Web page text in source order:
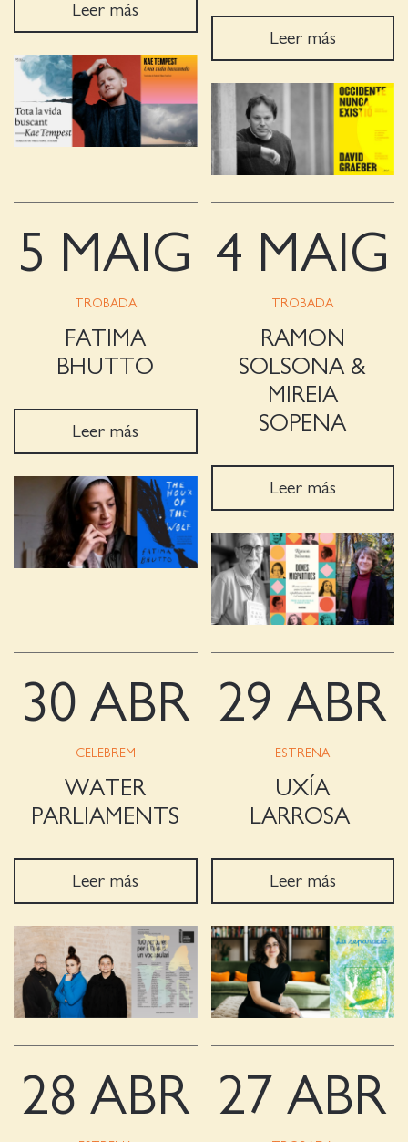
Leer más
Leer más
5 MAIG
TROBADA
FATIMA
BHUTTO
Leer más
4 MAIG
TROBADA
RAMON
SOLSONA &
MIREIA
SOPENA
Leer más
30 ABR
CELEBREM
WATER
PARLIAMENTS
Leer más
29 ABR
ESTRENA
UXÍA
LARROSA
Leer más
28 ABR 27 ABR